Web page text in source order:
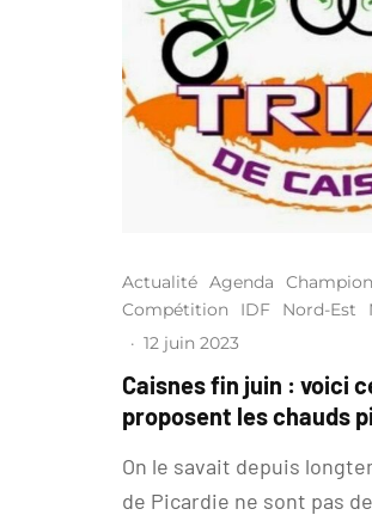
Actualité Agenda
Compétition
IDF Nord-Est
· 12 juin 2023
Caisnes fin juin : voici
proposent les chauds
On le savait depuis
de Picardie ne sont pas